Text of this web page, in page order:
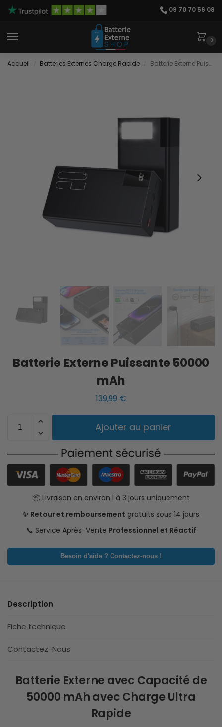
09 70 70 56 08
0
Accueil Batteries Externes Charge Rapide Batterie Externe Puissante 50000 mAh
Batterie Externe Puissante 50000
mAh
139,99 €
Ajouter au panier
📦 Livraison en environ 1 à 3 jours uniquement
✨ Retour et remboursement gratuits sous 14 jours
📞 Service Après-Vente Professionnel et Réactif
Besoin d'aide ? Contactez-nous !
Description
Fiche technique
Contactez-Nous
Batterie Externe avec Capacité de
50000 mAh avec Charge Ultra
Rapide